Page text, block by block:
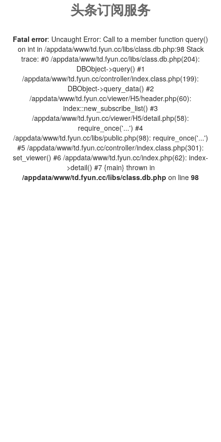
头条订阅服务
Fatal error: Uncaught Error: Call to a member function query()
on int in /appdata/www/td.fyun.cc/libs/class.db.php:98 Stack
trace: #0 /appdata/www/td.fyun.cc/libs/class.db.php(204):
DBObject->query() #1
/appdata/www/td.fyun.cc/controller/index.class.php(199):
DBObject->query_data() #2
/appdata/www/td.fyun.cc/viewer/H5/header.php(60):
index::new_subscribe_list() #3
/appdata/www/td.fyun.cc/viewer/H5/detail.php(58):
require_once('...') #4
/appdata/www/td.fyun.cc/libs/public.php(98): require_once('...')
#5 /appdata/www/td.fyun.cc/controller/index.class.php(301):
set_viewer() #6 /appdata/www/td.fyun.cc/index.php(62): index-
>detail() #7 {main} thrown in
/appdata/www/td.fyun.cc/libs/class.db.php on line 98